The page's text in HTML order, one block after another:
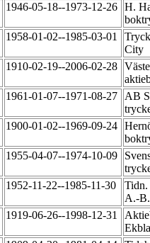
1946-05-18--1973-12-26 H.
1958-01-02--1985-03-01
City
1910-02-19--2006-02-28
1961-01-07--1971-08-27
AB
1900-01-02--1969-09-24
1955-04-07--1974-10-09
1952-11-22--1985-11-30
Tidn.
A.-
1919-06-26--1998-12-31